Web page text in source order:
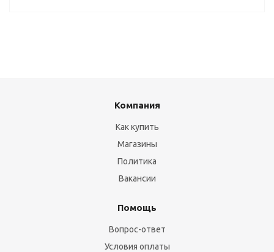
Компания
Как купить
Магазины
Политика
Вакансии
Помощь
Вопрос-ответ
Условия оплаты